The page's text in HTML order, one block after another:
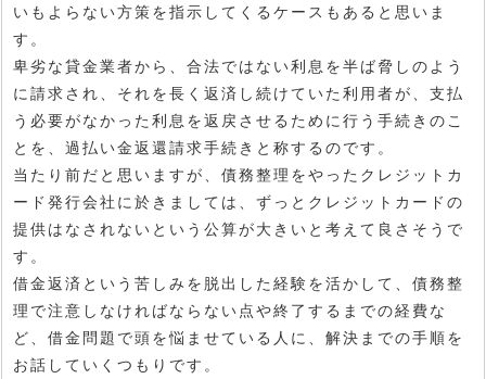
いもよらない方策を指示してくるケースもあると思いま
す。
卑劣な貸金業者から、合法ではない利息を半ば脅しのよう
に請求され、それを長く返済し続けていた利用者が、支払
う必要がなかった利息を返戻させるために行う手続きのこ
とを、過払い金返還請求手続きと称するのです。
当たり前だと思いますが、債務整理をやったクレジットカ
ード発行会社に於きましては、ずっとクレジットカードの
提供はなされないという公算が大きいと考えて良さそうで
す。
借金返済という苦しみを脱出した経験を活かして、債務整
理で注意しなければならない点や終了するまでの経費な
ど、借金問題で頭を悩ませている人に、解決までの手順を
お話していくつもりです。